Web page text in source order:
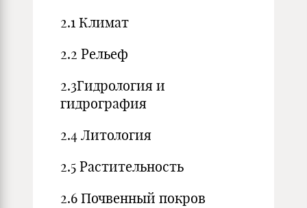
2.1 Климат
2.2 Рельеф
2.3Гидрология и
гидрография
2.4 Литология
2.5 Растительность
2.6 Почвенный покров